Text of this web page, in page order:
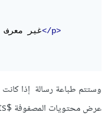
المتغير $Projects غير معرف</p>
عرض محتويات المصفوفة $Projects إذا كانت معرفة.